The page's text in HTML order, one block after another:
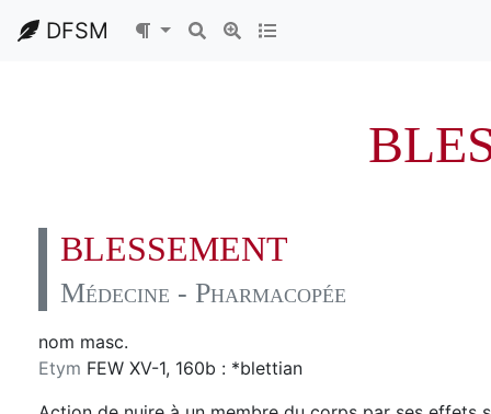
DFSM
BLESSEMENT
Médecine - Pharmacopée
nom masc.
Etym FEW XV-1, 160b : *blettian